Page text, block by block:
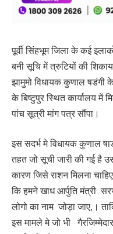
पूर्वी सिंहभूम जिला के कई
बनी सूचि में त्रुटियों की
झामुमो विधायक कुणाल षडंगी
के बिष्टुपुर स्थित कार्यालय में
पांच सूत्री मांग पत्र सौंपा।
इस सदर्भ मे विधायक कुणाल
तहत जो सूची जारी की गई है
कारण जिसे राशन मिलना
कि हमने खाध आर्पुति मंत्री
लोगो का नाम जोड़ा जाए,।
इस मामले मे जो भी